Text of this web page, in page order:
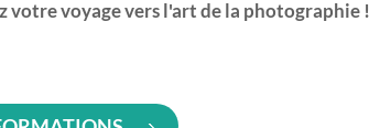
votre voyage vers l'art de la photographie !